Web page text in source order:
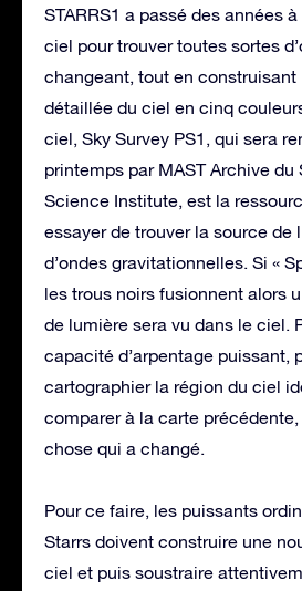
STARRS1 a passé des années
ciel pour trouver toutes sortes
changeant, tout en construisant
détaillée du ciel en cinq
ciel, Sky Survey PS1, qui sera
printemps par MAST Archive du
Science Institute, est la
essayer de trouver la source de
d’ondes gravitationnelles. Si «
les trous noirs fusionnent alors
de lumière sera vu dans le ciel.
capacité d’arpentage puissant,
cartographier la région du ciel
comparer à la carte
chose qui a changé.
Pour ce faire, les puissants
Starrs doivent construire une
ciel et puis soustraire